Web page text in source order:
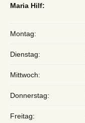
Maria Hilf:
Montag:
Dienstag:
Mittwoch:
Donnerstag:
Freitag: